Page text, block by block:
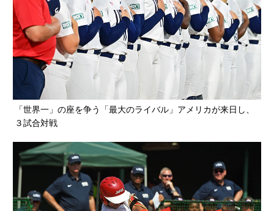
「世界一」の座を争う「最大のライバル」アメリカが来日し、
３試合対戦